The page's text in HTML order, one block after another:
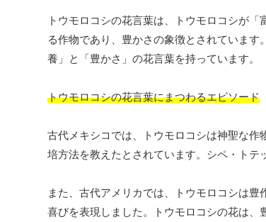
トウモロコシの花言葉は、トウモロコシが
る作物であり、豊かさの象徴とされていま
養」と「豊かさ」の花言葉を持っています。
トウモロコシの花言葉にまつわるエピソード
古代メキシコでは、トウモロコシは神聖な
培方法を教えたとされています。シペ・トテ
また、古代アメリカでは、トウモロコシは
喜びを表現しました。トウモロコシの花は、